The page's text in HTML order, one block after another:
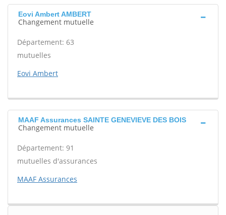
Eovi Ambert AMBERT
Changement mutuelle
Département: 63
mutuelles
Eovi Ambert
MAAF Assurances SAINTE GENEVIEVE DES BOIS
Changement mutuelle
Département: 91
mutuelles d'assurances
MAAF Assurances